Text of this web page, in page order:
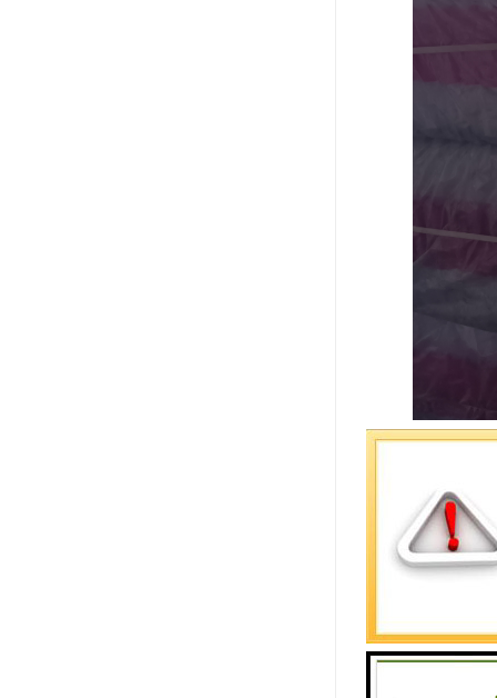
货运专线有